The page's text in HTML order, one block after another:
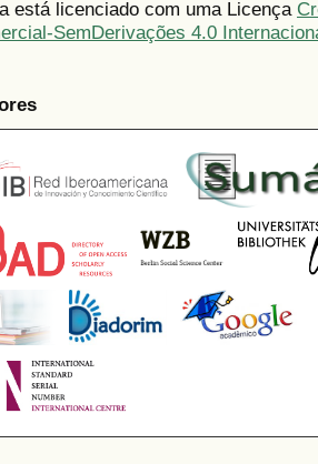
está licenciado com uma Licença
SemDerivações 4.0